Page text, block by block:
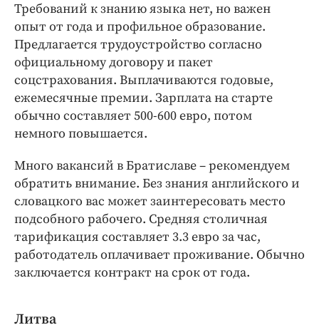
Требований к знанию языка нет, но важен
опыт от года и профильное образование.
Предлагается трудоустройство согласно
официальному договору и пакет
соцстрахования. Выплачиваются годовые,
ежемесячные премии. Зарплата на старте
обычно составляет 500-600 евро, потом
немного повышается.
Много вакансий в Братиславе – рекомендуем
обратить внимание. Без знания английского и
словацкого вас может заинтересовать место
подсобного рабочего. Средняя столичная
тарификация составляет 3.3 евро за час,
работодатель оплачивает проживание. Обычно
заключается контракт на срок от года.
Литва